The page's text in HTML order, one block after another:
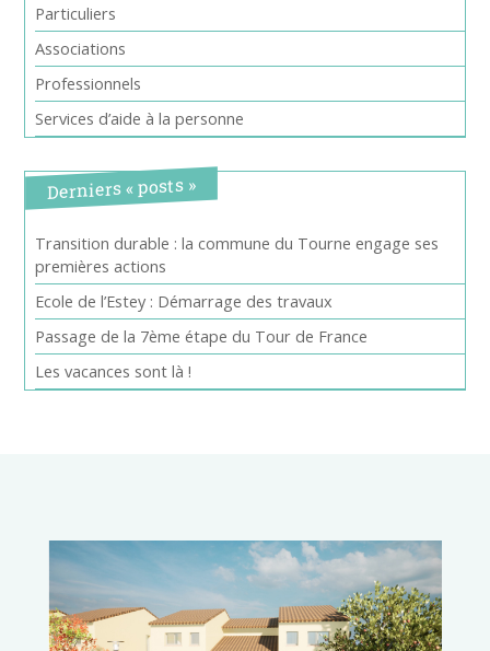
Particuliers
Associations
Professionnels
Services d’aide à la personne
Derniers « posts »
Transition durable : la commune du Tourne engage ses
premières actions
Ecole de l’Estey : Démarrage des travaux
Passage de la 7ème étape du Tour de France
Les vacances sont là !